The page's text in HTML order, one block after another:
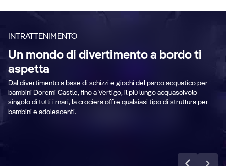
INTRATTENIMENTO
Un mondo di divertimento a bordo ti
aspetta
Dal divertimento a base di schizzi e giochi del parco acquatico per
bambini Doremi Castle, fino a Vertigo, il più lungo acquascivolo
singolo di tutti i mari, la crociera offre qualsiasi tipo di struttura per
bambini e adolescenti.
Platinum Theatre